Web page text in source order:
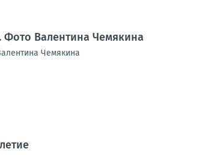
Фото Валентина Чемякина
Чемякина